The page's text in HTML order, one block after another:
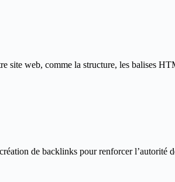
site web, comme la structure, les balises
de backlinks pour renforcer l’autorité